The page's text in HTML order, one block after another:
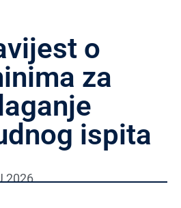
o
za
ispita
2026